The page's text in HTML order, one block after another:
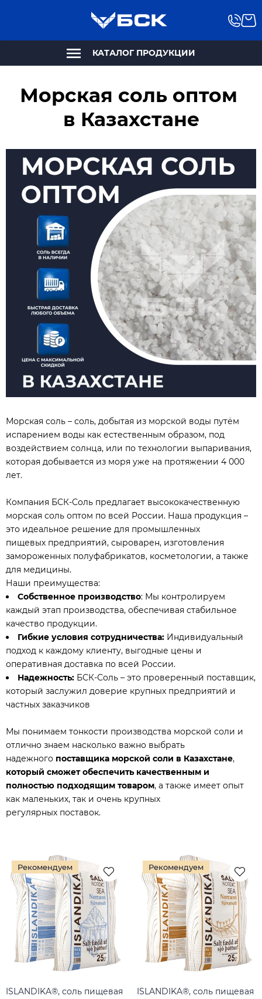
КАТАЛОГ ПРОДУКЦИИ
Морская соль оптом
в Казахстане
Морская соль – соль, добытая из морской воды путём
испарением воды как естественным образом, под
воздействием солнца, или по технологии выпаривания,
которая добывается из моря уже на протяжении 4 000
лет.
Компания БСК-Соль предлагает высококачественную
морская соль оптом по всей России. Наша продукция –
это идеальное решение для промышленных
пищевых предприятий, сыроварен, изготовления
замороженных полуфабрикатов, косметологии, а также
для медицины.
Наши преимущества:
Собственное производство: Мы контролируем
каждый этап производства, обеспечивая стабильное
качество продукции.
Гибкие условия сотрудничества: Индивидуальный
подход к каждому клиенту, выгодные цены и
оперативная доставка по всей России.
Надежность: БСК-Соль – это проверенный поставщик,
который заслужил доверие крупных предприятий и
частных заказчиков
Мы понимаем тонкости производства морской соли и
отлично знаем насколько важно выбрать
надежного поставщика морской соли в Казахстане,
который сможет обеспечить качественным и
полностью подходящим товаром, а также имеет опыт
как маленьких, так и очень крупных
регулярных поставок.
Рекомендуем
ISLANDIKA®, соль пищевая
Рекомендуем
ISLANDIKA®, соль пищевая